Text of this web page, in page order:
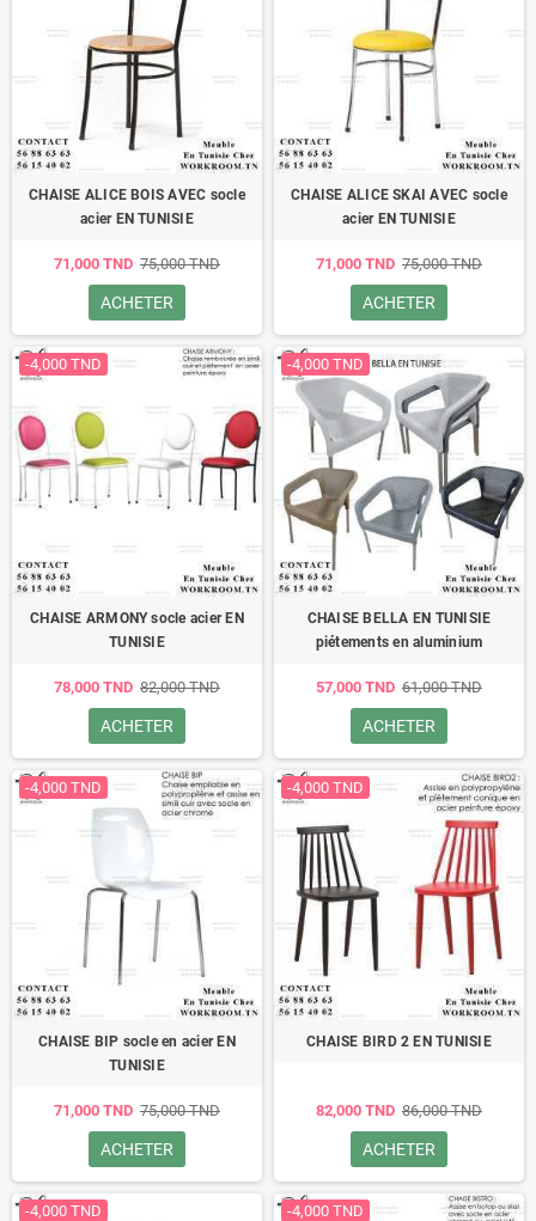
CHAISE ALICE BOIS AVEC socle
acier EN TUNISIE
71,000 TND 75,000 TND
ACHETER
CHAISE ALICE SKAI AVEC socle
acier EN TUNISIE
71,000 TND 75,000 TND
ACHETER
-4,000 TND
CHAISE ARMONY socle acier EN
TUNISIE
78,000 TND 82,000 TND
ACHETER
-4,000 TND
CHAISE BELLA EN TUNISIE
piétements en aluminium
57,000 TND 61,000 TND
ACHETER
-4,000 TND
CHAISE BIP socle en acier EN
TUNISIE
71,000 TND 75,000 TND
ACHETER
-4,000 TND
CHAISE BIRD 2 EN TUNISIE
82,000 TND 86,000 TND
ACHETER
-4,000 TND -4,000 TND